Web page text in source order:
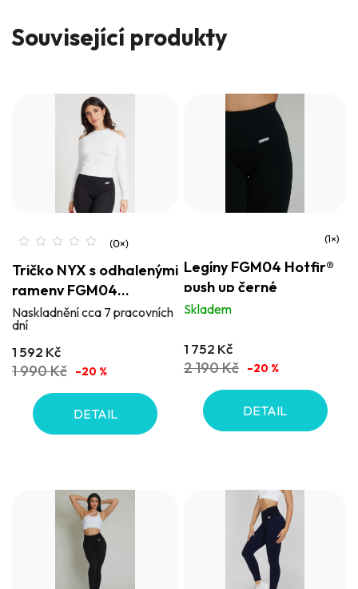
Související produkty
Tričko NYX s odhalenými
rameny FGM04
Innergy® bílé
Naskladnění cca 7 pracovních
dní
1 592 Kč
1 990 Kč –20 %
DETAIL
hodnocení
produktu
je
z
5
hvězdiček.
Legíny FGM04 Hotfir®
push up černé
Skladem
1 752 Kč
2 190 Kč –20 %
DETAIL